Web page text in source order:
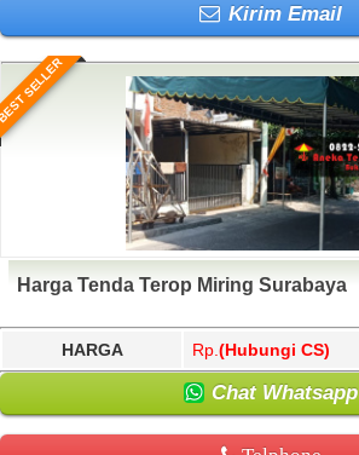
Kirim Email
SELLER
Harga Tenda Terop Miring Surabaya
HARGA Rp. (Hubungi CS)
Chat Whatsapp